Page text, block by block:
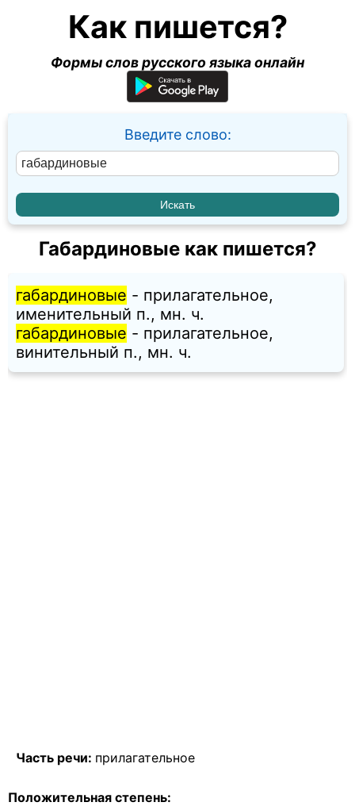
Как пишется?
Формы слов русского языка онлайн
Введите слово:
Габардиновые как пишется?
габардиновые - прилагательное,
именительный п., мн. ч.
габардиновые - прилагательное,
винительный п., мн. ч.
Часть речи: прилагательное
Положительная степень: